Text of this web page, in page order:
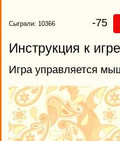
Сыграли: 10366 -75
Инструкция к
Игра управляется